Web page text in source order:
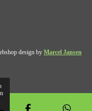
design by Marcel Jansen